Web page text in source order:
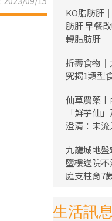
KO脂肪肝
肪肝 早餐
轉脂肪肝
折壽食物
究揭1類型
仙草農藥
「鮮芋仙
澄清：未
九龍城地
墮樓送院
庭支柱育7
生活訊息